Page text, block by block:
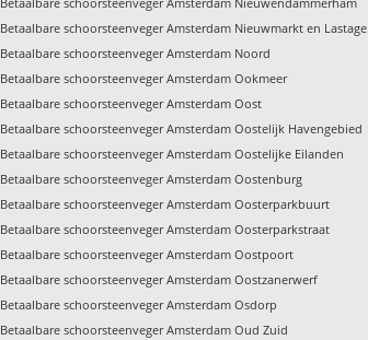
Betaalbare schoorsteenveger Amsterdam Nieuwmarkt en Lastage
Betaalbare schoorsteenveger Amsterdam Noord
Betaalbare schoorsteenveger Amsterdam Ookmeer
Betaalbare schoorsteenveger Amsterdam Oost
Betaalbare schoorsteenveger Amsterdam Oostelijk Havengebied
Betaalbare schoorsteenveger Amsterdam Oostelijke Eilanden
Betaalbare schoorsteenveger Amsterdam Oostenburg
Betaalbare schoorsteenveger Amsterdam Oosterparkbuurt
Betaalbare schoorsteenveger Amsterdam Oosterparkstraat
Betaalbare schoorsteenveger Amsterdam Oostpoort
Betaalbare schoorsteenveger Amsterdam Oostzanerwerf
Betaalbare schoorsteenveger Amsterdam Osdorp
Betaalbare schoorsteenveger Amsterdam Oud Zuid